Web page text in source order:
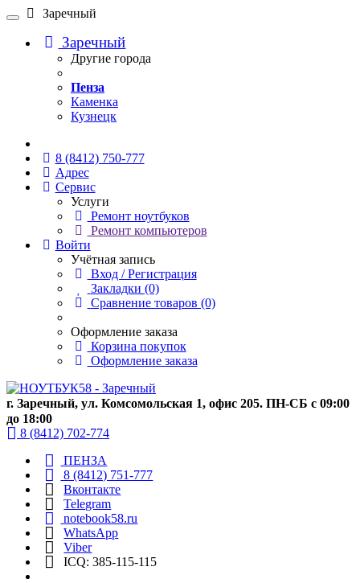
Заречный
Заречный
Другие города
Пенза
Каменка
Кузнецк
8 (8412) 750-777
Адрес
Сервис
Услуги
Ремонт ноутбуков
Ремонт компьютеров
Войти
Учётная запись
Вход / Регистрация
Закладки (0)
Сравнение товаров (0)
Оформление заказа
Корзина покупок
Оформление заказа
г. Заречный, ул. Комсомольская 1, офис 205. ПН-СБ с 09:00
до 18:00
8 (8412) 702-774
ПЕНЗА
8 (8412) 751-777
Вконтакте
Telegram
notebook58.ru
WhatsApp
Viber
ICQ: 385-115-115